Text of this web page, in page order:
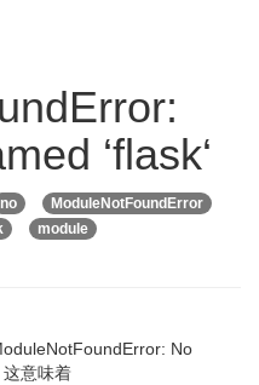
‘flask‘
no
ModuleNotFoundError
module
No
意味着